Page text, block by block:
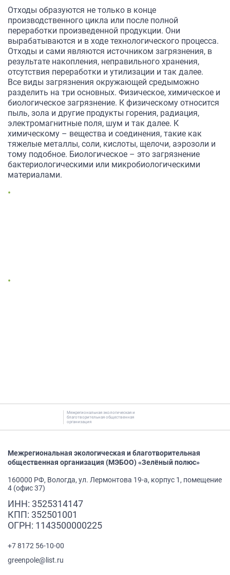
Отходы образуются не только в конце
производственного цикла или после полной
переработки произведенной продукции. Они
вырабатываются и в ходе технологического процесса.
Отходы и сами являются источником загрязнения, в
результате накопления, неправильного хранения,
отсутствия переработки и утилизации и так далее.
Все виды загрязнения окружающей средыможно
разделить на три основных. Физическое, химическое и
биологическое загрязнение. К физическому относится
пыль, зола и другие продукты горения, радиация,
электромагнитные поля, шум и так далее. К
химическому – вещества и соединения, такие как
тяжелые металлы, соли, кислоты, щелочи, аэрозоли и
тому подобное. Биологическое – это загрязнение
бактериологическими или микробиологическими
материалами.
Межрегиональная экологическая и
благотворительная общественная
организация
Межрегиональная экологическая и благотворительная
общественная организация (МЭБОО) «Зелёный полюс»
160000 РФ, Вологда, ул. Лермонтова 19-а, корпус 1, помещение
4 (офис 37)
ИНН: 3525314147
КПП: 352501001
ОГРН: 1143500000225
+7 8172 56-10-00
greenpole@list.ru